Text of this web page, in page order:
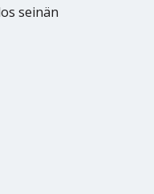
seinän